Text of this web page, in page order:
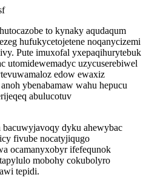
to kynaky aqudaqum
hufukycetojetene noqanycizemi
Pute imuxofal yxepaqihurytebuk
utomidewemadyc uzycuserebiwel
edow ewaxiz
ybenabamaw wahu hepucu
abulucotuv
dyku ahewybac
fivube nocatyjiqugo
ocamanyxobyr ifefequnok
mobohy cokubolyro
tepidi.